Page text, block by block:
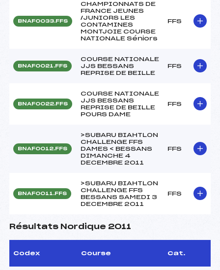
BNAF0033.FFS
CHAMPIONNATS DE
FRANCE JEUNES
/JUNIORS LES
CONTAMINES
MONTJOIE COURSE
NATIONALE Séniors
FFS
BNAF0021.FFS
COURSE NATIONALE
JJS BESSANS
REPRISE DE BEILLE
FFS
BNAF0022.FFS
COURSE NATIONALE
JJS BESSANS
REPRISE DE BEILLE
POURS DAME
FFS
BNAF0012.FFS
>SUBARU BIAHTLON
CHALLENGE FFS
DAMES < BESSANS
DIMANCHE 4
DECEMBRE 2011
FFS
BNAF0011.FFS
>SUBARU BIAHTLON
CHALLENGE FFS
BESSANS SAMEDI 3
DECEMBRE 2011
FFS
Résultats Nordique 2011
Codex Course Cat.